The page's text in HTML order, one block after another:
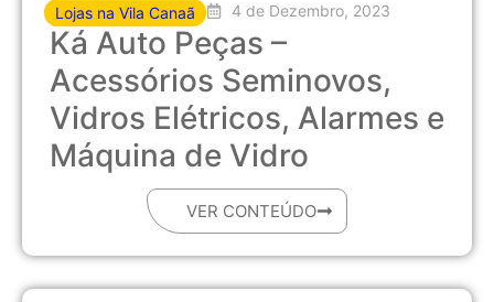
Lojas na Vila Canaã 4 de Dezembro, 2023
Ká Auto Peças –
Acessórios Seminovos,
Vidros Elétricos, Alarmes e
Máquina de Vidro
VER CONTEÚDO